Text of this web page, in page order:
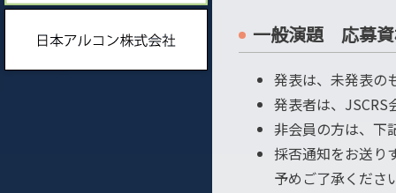
一般演題 応募
発表は、未発表の
発表者は、JSCRS
非会員の方は、下
採否通知をお送り
予めご了承くださ